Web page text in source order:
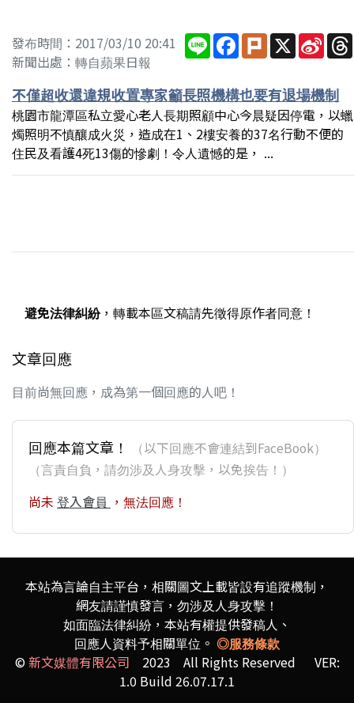
發布時間：2017/03/10 20:41
新聞出處：轉自蘋果日報
Line Facebook
PlurkX Sina
不僅超收還違規收置專家籲長照機構也要有退場機制
桃園市龍潭區私立愛心老人長期照顧中心今晨疑因停電，以蠟
燭照明不慎釀成火災，造成在1、2樓安養的37名行動不便的
住民及看護4死13傷的慘劇！令人遺憾的是， ...
避免法律糾紛，轉載本區文稿請先徵得原作者同意！
文章回應
目前尚無回應，成為第一個回應的人吧！
回應本篇文章！
（以下回應不會連結到FaceBook）
（言責自負，請勿涉及人身攻擊，以免挨告！）
尚未 登入會員 ，無法回應！
本站為言論自主平台，相關圖文上載皆設有追蹤機制，
網友請謹慎發言，勿涉及人身攻擊！
如面臨法律糾紛，本站有權提供發稿人、
回應人資料予相關單位。 ◎服務條款
©新文媒體有限公司 2023 All Rights Reserved VER:
1.0 Build 26.07.17.1